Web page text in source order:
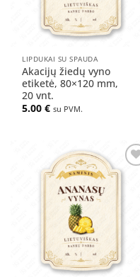
LIPDUKAI SU SPAUDA
Akacijų žiedų vyno
etiketė, 80×120 mm,
20 vnt.
5.00€ su PVM.
Pridėti